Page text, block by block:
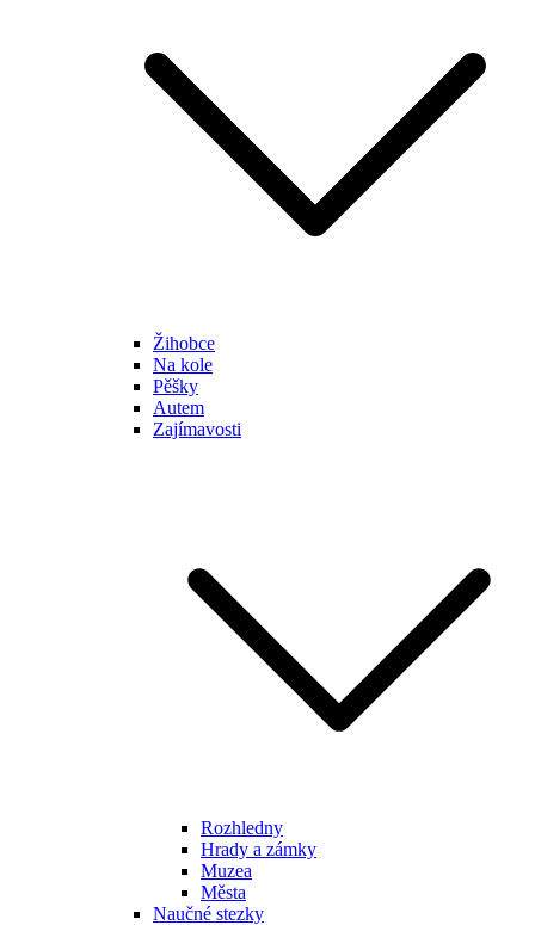
Žihobce
Na kole
Pěšky
Autem
Zajímavosti
Rozhledny
Hrady a zámky
Muzea
Města
Naučné stezky